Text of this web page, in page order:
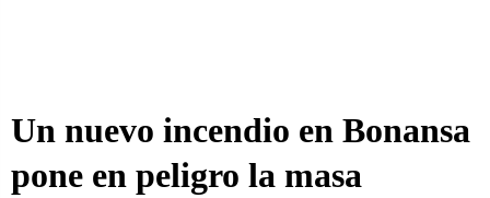
Un nuevo incendio en Bonansa
pone en peligro la masa